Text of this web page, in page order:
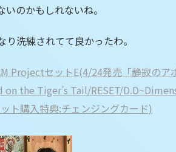
のかもしれないね。
洗練されてて良かったわ。
ProjectセットE(4/24発売「静寂の
on the Tiger’s Tail/RESET/
ト購入特典:チェンジングカード)